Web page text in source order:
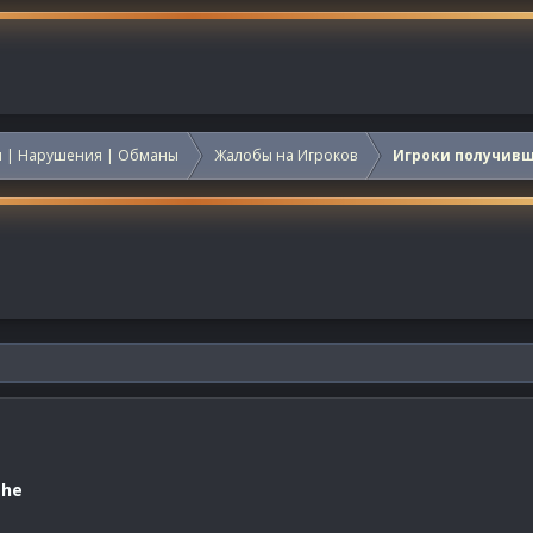
| Нарушения | Обманы Жалобы на Игроков Игроки